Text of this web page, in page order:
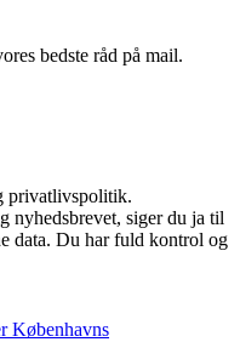
bedste råd på mail.
privatlivspolitik.
nyhedsbrevet, siger du ja til
data. Du har fuld kontrol og
Københavns